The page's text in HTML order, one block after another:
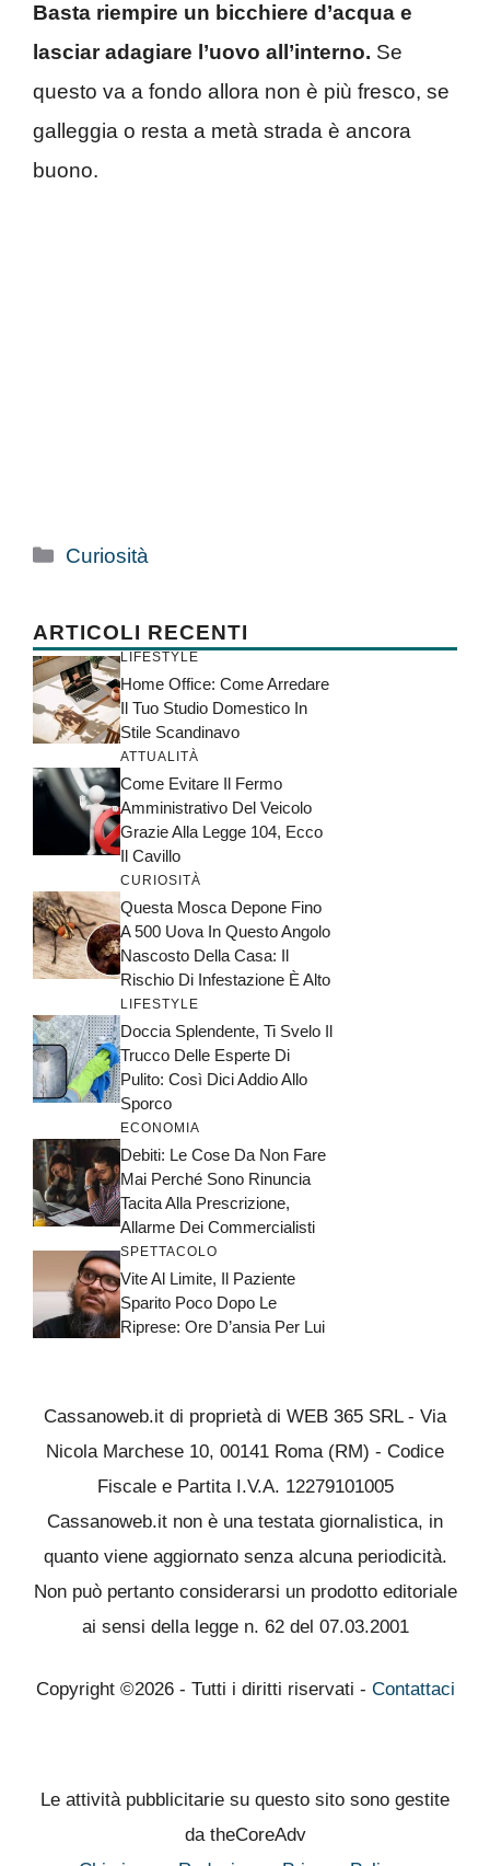
Basta riempire un bicchiere d’acqua e
lasciar adagiare l’uovo all’interno. Se
questo va a fondo allora non è più fresco, se
galleggia o resta a metà strada è ancora
buono.
Categorie
Curiosità
ARTICOLI RECENTI
LIFESTYLE
Home Office: Come Arredare
Il Tuo Studio Domestico In
Stile Scandinavo
ATTUALITÀ
Come Evitare Il Fermo
Amministrativo Del Veicolo
Grazie Alla Legge 104, Ecco
Il Cavillo
CURIOSITÀ
Questa Mosca Depone Fino
A 500 Uova In Questo Angolo
Nascosto Della Casa: Il
Rischio Di Infestazione È Alto
LIFESTYLE
Doccia Splendente, Ti Svelo Il
Trucco Delle Esperte Di
Pulito: Così Dici Addio Allo
Sporco
ECONOMIA
Debiti: Le Cose Da Non Fare
Mai Perché Sono Rinuncia
Tacita Alla Prescrizione,
Allarme Dei Commercialisti
SPETTACOLO
Vite Al Limite, Il Paziente
Sparito Poco Dopo Le
Riprese: Ore D’ansia Per Lui
Cassanoweb.it di proprietà di WEB 365 SRL - Via
Nicola Marchese 10, 00141 Roma (RM) - Codice
Fiscale e Partita I.V.A. 12279101005
Cassanoweb.it non è una testata giornalistica, in
quanto viene aggiornato senza alcuna periodicità.
Non può pertanto considerarsi un prodotto editoriale
ai sensi della legge n. 62 del 07.03.2001
Copyright ©2026 - Tutti i diritti riservati - Contattaci
Le attività pubblicitarie su questo sito sono gestite
da theCoreAdv